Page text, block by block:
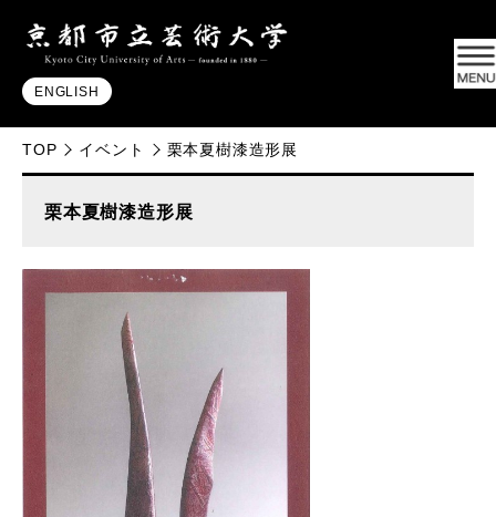
ENGLISH
TOP イベント 栗本夏樹漆造形展
栗本夏樹漆造形展